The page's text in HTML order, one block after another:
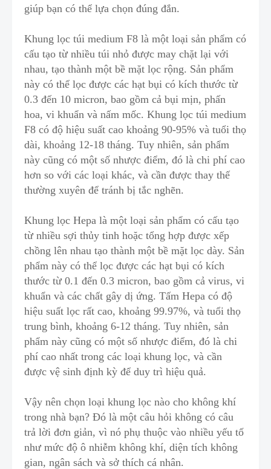
giúp bạn có thể lựa chọn đúng đắn.
Khung lọc túi medium F8 là một loại sản phẩm có
cấu tạo từ nhiều túi nhỏ được may chặt lại với
nhau, tạo thành một bề mặt lọc rộng. Sản phẩm
này có thể lọc được các hạt bụi có kích thước từ
0.3 đến 10 micron, bao gồm cả bụi mịn, phấn
hoa, vi khuẩn và nấm mốc. Khung lọc túi medium
F8 có độ hiệu suất cao khoảng 90-95% và tuổi thọ
dài, khoảng 12-18 tháng. Tuy nhiên, sản phẩm
này cũng có một số nhược điểm, đó là chi phí cao
hơn so với các loại khác, và cần được thay thế
thường xuyên để tránh bị tắc nghẽn.
Khung lọc Hepa là một loại sản phẩm có cấu tạo
từ nhiều sợi thủy tinh hoặc tổng hợp được xếp
chồng lên nhau tạo thành một bề mặt lọc dày. Sản
phẩm này có thể lọc được các hạt bụi có kích
thước từ 0.1 đến 0.3 micron, bao gồm cả virus, vi
khuẩn và các chất gây dị ứng. Tấm Hepa có độ
hiệu suất lọc rất cao, khoảng 99.97%, và tuổi thọ
trung bình, khoảng 6-12 tháng. Tuy nhiên, sản
phẩm này cũng có một số nhược điểm, đó là chi
phí cao nhất trong các loại khung lọc, và cần
được vệ sinh định kỳ để duy trì hiệu quả.
Vậy nên chọn loại khung lọc nào cho không khí
trong nhà bạn? Đó là một câu hỏi không có câu
trả lời đơn giản, vì nó phụ thuộc vào nhiều yếu tố
như mức độ ô nhiễm không khí, diện tích không
gian, ngân sách và sở thích cá nhân.